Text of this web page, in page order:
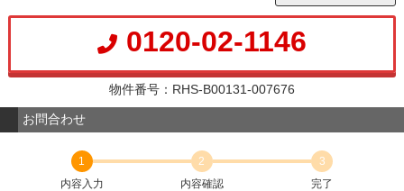
0120-02-1146
物件番号：RHS-B00131-007676
お問合わせ
1
内容入力
2
内容確認
3
完了